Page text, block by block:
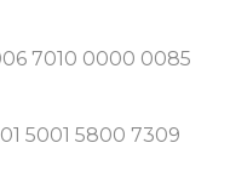
7010 0000 0085
5800 7309